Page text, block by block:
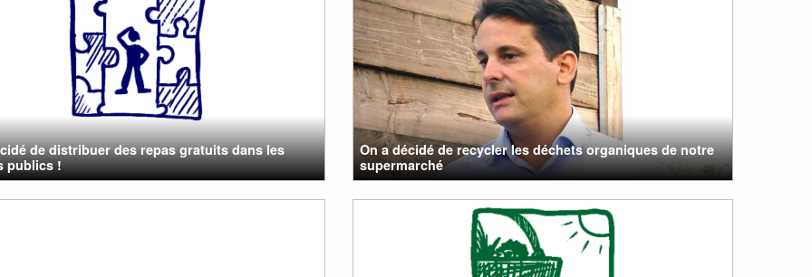
de distribuer des repas gratuits dans les
publics !
On a décidé de recycler les déchets organiques de notre
supermarché